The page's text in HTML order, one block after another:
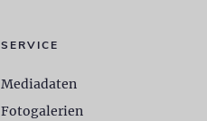
SERVICE
Mediadaten
Fotogalerien